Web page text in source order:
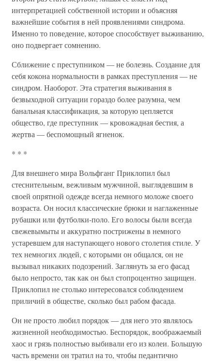
интерпретацией собственной истории и объясняя
важнейшие события в ней проявлениями синдрома.
Именно то поведение, которое способствует выживанию,
оно подвергает сомнению.
Сближение с преступником — не болезнь. Создание для
себя кокона нормальности в рамках преступления — не
синдром. Наоборот. Эта стратегия выживания в
безвыходной ситуации гораздо более разумна, чем
банальная классификация, за которую цепляется
общество, где преступник — кровожадная бестия, а
жертва — беспомощный ягненок.
* * *
Для внешнего мира Вольфганг Приклопил был
стеснительным, вежливым мужчиной, выглядевшим в
своей опрятной одежде всегда немного моложе своего
возраста. Он носил классические брюки и наглаженные
рубашки или футболки-поло. Его волосы были всегда
свежевымыты и аккуратно пострижены в немного
устаревшем для наступающего нового столетия стиле. У
тех немногих людей, с которыми он общался, он не
вызывал никаких подозрений. Заглянуть за его фасад
было непросто, так как он был стопроцентно защищен.
Приклопил не столько интересовался соблюдением
приличий в обществе, сколько был рабом фасада.
Он не просто любил порядок — для него это являлось
жизненной необходимостью. Беспорядок, воображаемый
хаос и грязь полностью выбивали его из колеи. Большую
часть времени он тратил на то, чтобы педантично